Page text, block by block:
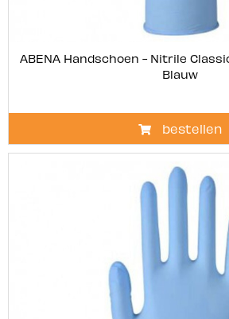
ABENA Handschoen - Nitrile
Blauw
bestellen